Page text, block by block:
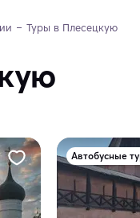
Туры в Плесецкую
Автобусные